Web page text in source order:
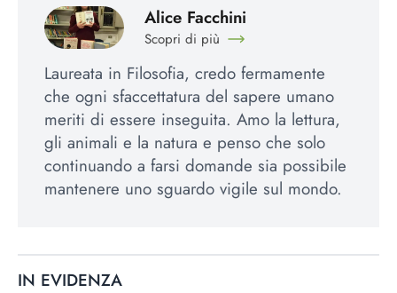
Alice Facchini
Scopri di più
Laureata in Filosofia, credo fermamente
che ogni sfaccettatura del sapere umano
meriti di essere inseguita. Amo la lettura,
gli animali e la natura e penso che solo
continuando a farsi domande sia possibile
mantenere uno sguardo vigile sul mondo.
IN EVIDENZA